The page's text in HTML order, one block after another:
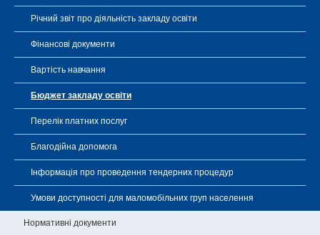
Річний звіт про діяльність закладу освіти
Фінансові документи
Вартість навчання
Бюджет закладу освіти
Перелік платних послуг
Благодійна допомога
Інформація про проведення тендерних процедур
Умови доступності для маломобільних груп населення
Нормативні документи